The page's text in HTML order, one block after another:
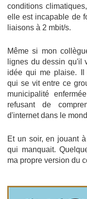
conditions
elle est incapable de
liaisons à 2 mbit/s.
Même si mon
lignes du dessin qu'il
idée qui me plaise. Il
qui se vit entre ce
municipalité
refusant de
d'internet dans le
Et un soir, en jouant à
qui manquait.
ma propre version du